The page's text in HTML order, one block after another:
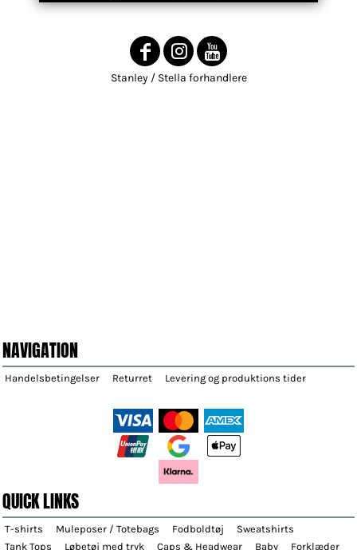
Stanley / Stella forhandlere
NAVIGATION
Handelsbetingelser Returret Levering og produktions tider
QUICK LINKS
T-shirts Muleposer / Totebags Fodboldtøj
Sweatshirts
Tank Tops
Løbetøj med tryk Caps & Headwear Baby Forklæder